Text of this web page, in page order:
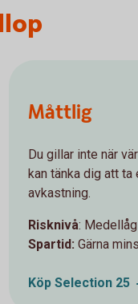
Måttlig
Du gillar inte när
kan tänka dig att
avkastning.
Risknivå: Medellåg
Spartid: Gärna
Köp Selection 25